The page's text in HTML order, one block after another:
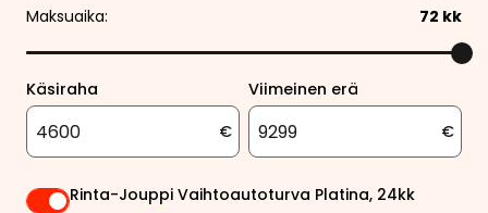
Maksuaika: 72 kk
Käsiraha
€
Viimeinen erä
€
Rinta-Jouppi Vaihtoautoturva Platina, 24kk